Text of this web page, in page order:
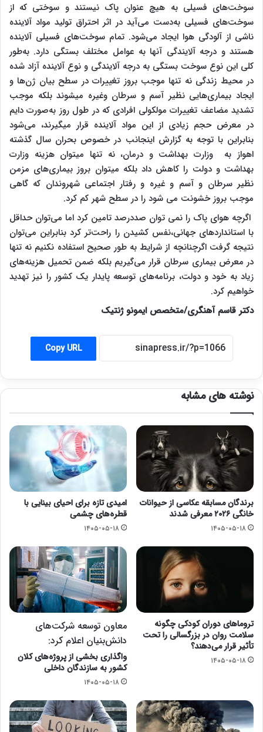
سوخت‌های فسیلی به هیچ عنوان پاک نیستند و سوختی که از
سوخت‌های فسیلی به‌دست می‌آید در اثر احتراق تولید مواد آلاینده
ناشی از آلودگی هوا ایجاد می‌‌شود. تمام سوخت‌های فسیلی آلاینده
هستند و درجه آلایندگی آنها به عوامل مختلف بستگی دارد. به‌طور
کلی این نوع سوخت بستگی به درجه آلایندگی و نوع آلاینده آزاد شده
در محیط زندگی نه تنها موجب بروز تغییرات در سطح بیان ژن‌ها و
ایجاد بیماری‌هایی نظیر آسم و سرطان وغیره می­شوند بلکه موجب
تشدید مضاعف تغییرات مولکولی افرادی که در طول روز به‌صورت دایم
در معرض حجم زیادی از این مواد آلاینده قرار می­گیرند، می‌شود
بنابراین با توجه به گزارش اینجانب در خصوص بحران سال گذشته
اهواز به وزارت بهداشت و درمان، نه تنها می­توان هزینه وزارت
بهداشت و دولت را کاهش داد بلکه می­توان بروز بیماری‌های مزمن
نظیر سرطان و آسم و غیره و رفتار اجتماعی شهروندان که گاهی
موجب بروز خشونت‌ می‌ شود را در سطح شهر کم کرد.
اگرچه هوای پاک را نمی توان صددرصد تامین کرد اما می‌توان حداقل
با استانداردهای جهانی،نفس کشیدن را راحت‌تر کرد بنابراین می‌توان
نتیجه گرفت اگرچنانچه از شرایط به‌ طور صحیح استفاده نکنیم نه تنها
در معرض بیماری سرطان قرار می‌گیریم بلکه ضمن تحمیل هزینه‌های
زیاد به خود و دولت، برنامه‌های توسعه پایدار یک کشور را نیز تهدید
خواهیم کرد.
دکتر قاسم آهنگری/متخصص ایمونو ژنتیک
Copy URL
نوشته های مشابه
برندگان مسابقه عکاسی از حیوانات
خانگی ۲۰۲۶ معرفی شدند
۱۴۰۵-۰۵-۱۸
امیدی تازه برای احیای بینایی با
قطره‌های چشمی
۱۴۰۵-۰۵-۱۸
تروماهای دوران کودکی چگونه
سلامت روان در بزرگسالی را تحت
تأثیر قرار می‌دهند؟
۱۴۰۵-۰۵-۱۸
معاون توسعه شرکت‌های
دانش‌بنیان اعلام کرد:
واگذاری بخشی از پروژه‌های کلان
کشور به سازندگان داخلی
۱۴۰۵-۰۵-۱۸